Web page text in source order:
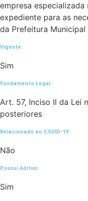
empresa
expediente para as
da Prefeitura Municipal
Vigente:
Sim
Fundamento Legal :​
Art. 57, Inciso II da Lei
posteriores
Relacionado ao COVID-19 :​
Não
Possui Aditivo:​
Sim